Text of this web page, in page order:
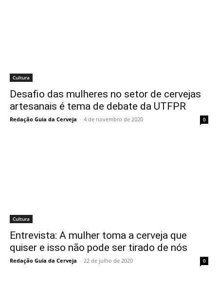
Cultura
Desafio das mulheres no setor de cervejas
artesanais é tema de debate da UTFPR
Redação Guia da Cerveja - 4 de novembro de 2020 0
Cultura
Entrevista: A mulher toma a cerveja que
quiser e isso não pode ser tirado de nós
Redação Guia da Cerveja - 22 de julho de 2020 0